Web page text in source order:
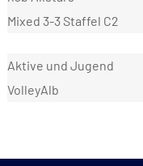
Mixed 3-3 Staffel C2
Aktive und Jugend
VolleyAlb